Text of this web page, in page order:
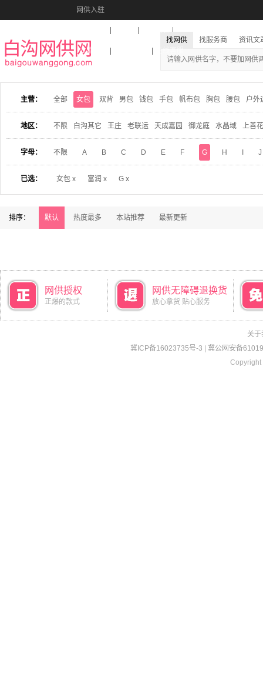
网供入驻
收藏本站
找网供 找服务商 资讯文
主营： 全部 女包 双背 男包 钱包 手包 帆布包 胸包 腰包 户外
地区： 不限 白沟其它 王庄 老联运 天成嘉园 御龙庭 水晶域 上善
字母： 不限 A B C D E F G H J
已选： 女包 x 富润 x G x
排序： 默认 热度最多 本站推荐 最新更新
网供授权
正爆的款式
网供无障碍退换货
放心拿货 贴心服务
关于
冀ICP备16023735号-3
冀公网安备